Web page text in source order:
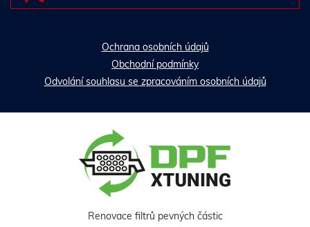
Ochrana osobních údajů
Obchodní podmínky
Odvolání souhlasu se zpracováním osobních údajů
Renovace filtrů pevných částic